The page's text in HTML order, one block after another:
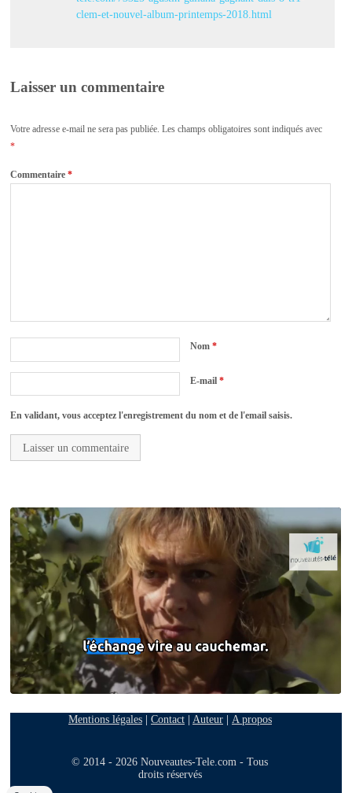
clem-et-nouvel-album-printemps-2018.html
Laisser un commentaire
Votre adresse e-mail ne sera pas publiée. Les champs obligatoires sont indiqués avec
*
Commentaire*
Nom*
E-mail*
En validant, vous acceptez l'enregistrement du nom et de l'email saisis.
Mentions légales| Contact| Auteur| A propos
© 2014 - 2026 Nouveautes-Tele.com - Tous
droits réservés